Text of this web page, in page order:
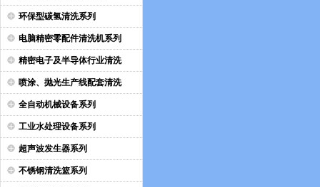
环保型碳氢清洗系列
电脑精密零配件清洗机系列
精密电子及半导体行业清洗
喷涂、抛光生产线配套清洗
全自动机械设备系列
工业水处理设备系列
超声波发生器系列
不锈钢清洗篮系列